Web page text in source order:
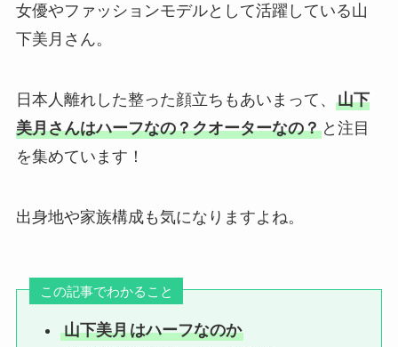
女優やファッションモデルとして活躍している山
下美月さん。
日本人離れした整った顔立ちもあいまって、 山下
美月さんはハーフなの？クオーターなの？と注目
を集めています！
出身地や家族構成も気になりますよね。
この記事でわかること
山下美月はハーフなのか